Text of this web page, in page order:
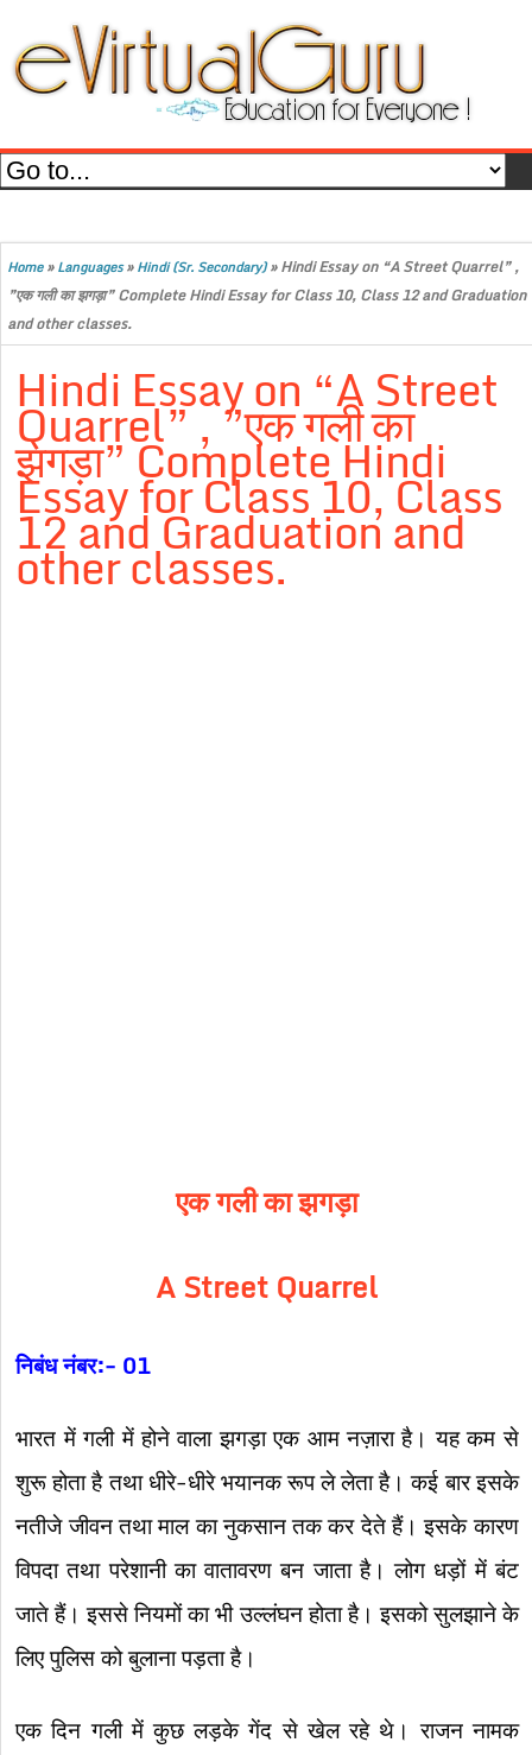
Home»Languages»Hindi (Sr. Secondary)»Hindi Essay on “A Street Quarrel” ,
”एक गली का झगड़ा” Complete Hindi Essay for Class 10, Class 12 and Graduation
and other classes.
Hindi Essay on “A Street
Quarrel” , ”एक गली का
झगड़ा” Complete Hindi
Essay for Class 10, Class
12 and Graduation and
other classes.
एक गली का झगड़ा
A Street Quarrel
निबंध नंबर:- 01
भारत में गली में होने वाला झगड़ा एक आम नज़ारा है। यह कम से
शुरू होता है तथा धीरे-धीरे भयानक रूप ले लेता है। कई बार इसके
नतीजे जीवन तथा माल का नुकसान तक कर देते हैं। इसके कारण
विपदा तथा परेशानी का वातावरण बन जाता है। लोग धड़ों में बंट
जाते हैं। इससे नियमों का भी उल्लंघन होता है। इसको सुलझाने के
लिए पुलिस को बुलाना पड़ता है।
एक दिन गली में कुछ लड़के गेंद से खेल रहे थे। राजन नामक